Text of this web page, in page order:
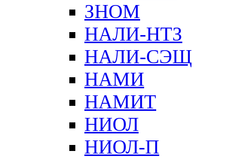
ЗНОМ
НАЛИ-НТЗ
НАЛИ-СЭЩ
НАМИ
НАМИТ
НИОЛ
НИОЛ-П